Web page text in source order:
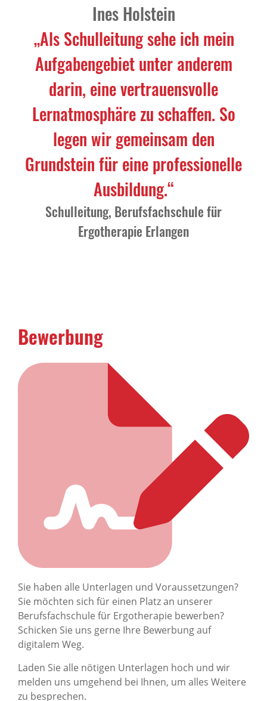
Ines Holstein
„Als Schulleitung sehe ich mein
Aufgabengebiet unter anderem
darin, eine vertrauensvolle
Lernatmosphäre zu schaffen. So
legen wir gemeinsam den
Grundstein für eine professionelle
Ausbildung.“
Schulleitung, Berufsfachschule für
Ergotherapie Erlangen
Bewerbung
Sie haben alle Unterlagen und Voraussetzungen?
Sie möchten sich für einen Platz an unserer
Berufsfachschule für Ergotherapie bewerben?
Schicken Sie uns gerne Ihre Bewerbung auf
digitalem Weg.
Laden Sie alle nötigen Unterlagen hoch und wir
melden uns umgehend bei Ihnen, um alles Weitere
zu besprechen.